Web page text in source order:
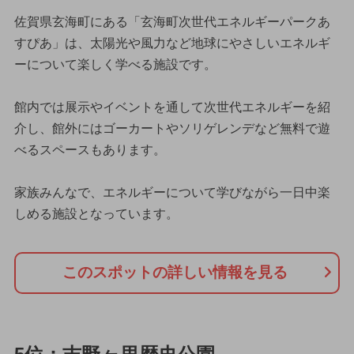
佐賀県玄海町にある「玄海町次世代エネルギーパークあ
すぴあ」は、太陽光や風力など地球にやさしいエネルギ
ーについて楽しく学べる施設です。
館内では展示やイベントを通して次世代エネルギーを紹
介し、館外にはゴーカートやソリゲレンデなど無料で遊
べるスペースもあります。
家族みんなで、エネルギーについて学びながら一日中楽
しめる施設となっています。
このスポットの詳しい情報を見る